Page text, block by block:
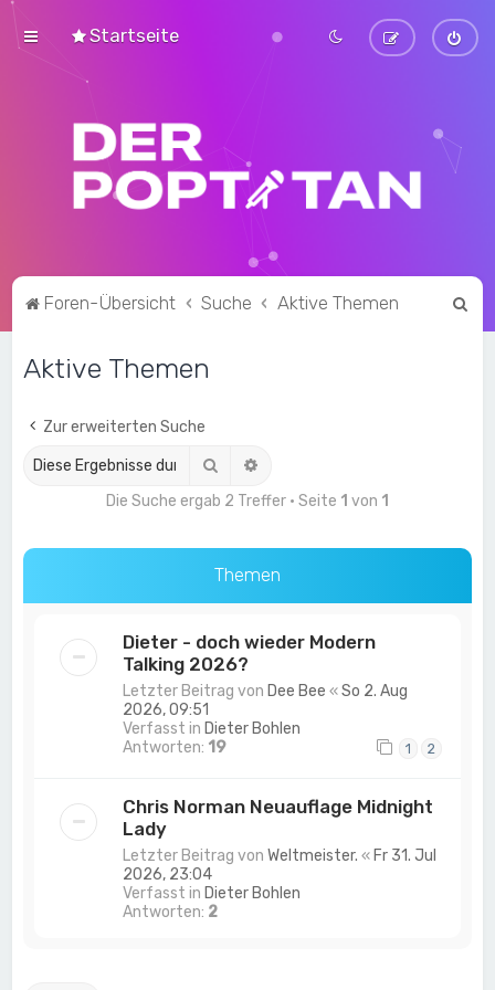
Startseite
Foren-Übersicht Suche Aktive Themen
Aktive Themen
Zur erweiterten Suche
Suche
Die Suche ergab 2 Treffer • Seite 1 von 1
Themen
Dieter - doch wieder Modern
Talking 2026?
Letzter Beitrag von Dee Bee «So 2. Aug
2026, 09:51
Verfasst in Dieter Bohlen
Antworten: 19 1 2
Chris Norman Neuauflage Midnight
Lady
Letzter Beitrag vonWeltmeister. « Fr 31. Jul
2026, 23:04
Verfasst in Dieter Bohlen
Antworten: 2